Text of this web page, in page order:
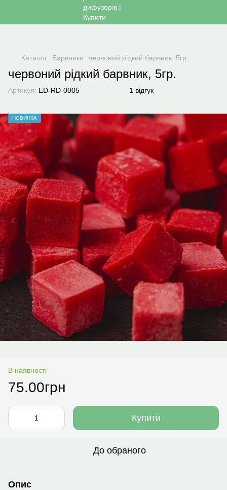
Каталог Барвники червоний рідкий барвник, 5гр.
червоний рідкий барвник, 5гр.
Артикул: ED-RD-0005 1 відгук
НОВИНКА
В наявності
75.00грн
Купити
До обраного
Опис